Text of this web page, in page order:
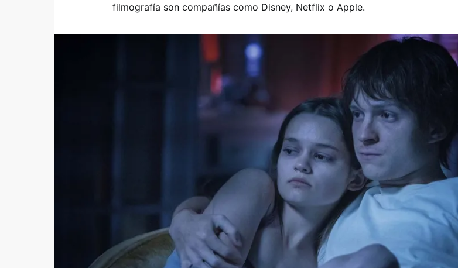
filmografía son compañías como Disney, Netflix o Apple.